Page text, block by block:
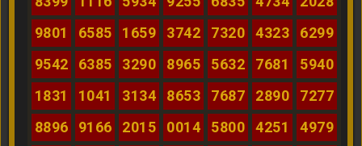
9801
6585 1659 3742 7320 4323
6299
9542
6385 3290 8965 5632 7681
5940
1831
1041 3134 8653 7687 2890
7277
8896
9166 2015 0014 5800 4251
4979